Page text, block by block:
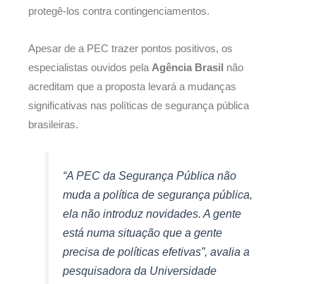
protegê-los contra contingenciamentos.
Apesar de a PEC trazer pontos positivos, os
especialistas ouvidos pela Agência Brasil não
acreditam que a proposta levará a mudanças
significativas nas políticas de segurança pública
brasileiras.
“A PEC da Segurança Pública não
muda a política de segurança pública,
ela não introduz novidades. A gente
está numa situação que a gente
precisa de políticas efetivas”, avalia a
pesquisadora da Universidade